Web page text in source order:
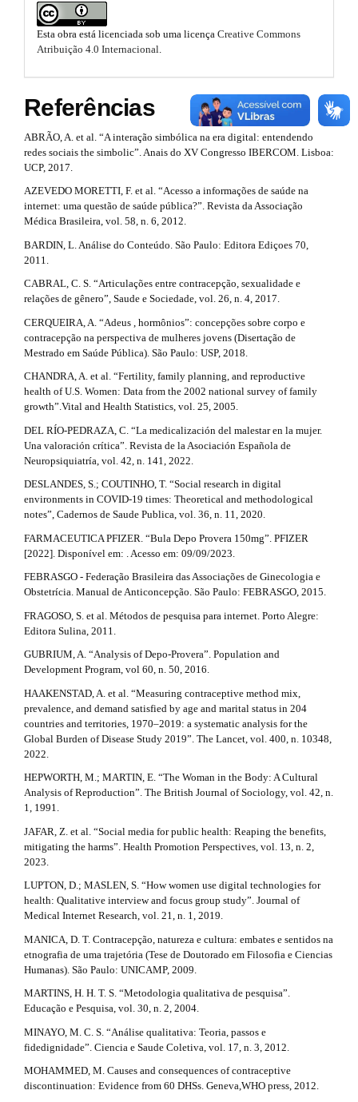
o
s
t
r
p
3
.
a
c
e
s
s
b
e
_
m
n
u
.
s
i
d
b
a
r
#
n
#
#
o
s
t
r
a
p
3
.
a
r
t
i
c
l
e
.
d
e
t
a
i
l
s
#
#
Esta obra está licenciada sob uma licença Creative Commons
Atribuição 4.0 Internacional
Referências
ABRÃO, A. et al. “A interação simbólica na era digital: entendendo
redes sociais the simbolic”. Anais do XV Congresso IBERCOM. Lisboa:
UCP, 2017.
AZEVEDO MORETTI, F. et al. “Acesso a informações de saúde na
internet: uma questão de saúde pública?”. Revista da Associação
Médica Brasileira, vol. 58, n. 6, 2012.
BARDIN, L. Análise do Conteúdo. São Paulo: Editora Ediçoes 70,
2011.
CABRAL, C. S. “Articulações entre contracepção, sexualidade e
relações de gênero”, Saude e Sociedade, vol. 26, n. 4, 2017.
CERQUEIRA, A. “Adeus , hormônios”: concepções sobre corpo e
contracepção na perspectiva de mulheres jovens (Disertação de
Mestrado em Saúde Pública). São Paulo: USP, 2018.
CHANDRA, A. et al. “Fertility, family planning, and reproductive
health of U.S. Women: Data from the 2002 national survey of family
growth”.Vital and Health Statistics, vol. 25, 2005.
DEL RÍO-PEDRAZA, C. “La medicalización del malestar en la mujer.
Una valoración crítica”. Revista de la Asociación Española de
Neuropsiquiatría, vol. 42, n. 141, 2022.
DESLANDES, S.; COUTINHO, T. “Social research in digital
environments in COVID-19 times: Theoretical and methodological
notes”, Cadernos de Saude Publica, vol. 36, n. 11, 2020.
FARMACEUTICA PFIZER. “Bula Depo Provera 150mg”. PFIZER
[2022]. Disponível em: . Acesso em: 09/09/2023.
FEBRASGO - Federação Brasileira das Associações de Ginecologia e
Obstetrícia. Manual de Anticoncepção. São Paulo: FEBRASGO, 2015.
FRAGOSO, S. et al. Métodos de pesquisa para internet. Porto Alegre:
Editora Sulina, 2011.
GUBRIUM, A. “Analysis of Depo-Provera”. Population and
Development Program, vol 60, n. 50, 2016.
HAAKENSTAD, A. et al. “Measuring contraceptive method mix,
prevalence, and demand satisfied by age and marital status in 204
countries and territories, 1970–2019: a systematic analysis for the
Global Burden of Disease Study 2019”. The Lancet, vol. 400, n. 10348,
2022.
HEPWORTH, M.; MARTIN, E. “The Woman in the Body: A Cultural
Analysis of Reproduction”. The British Journal of Sociology, vol. 42, n.
1, 1991.
JAFAR, Z. et al. “Social media for public health: Reaping the benefits,
mitigating the harms”. Health Promotion Perspectives, vol. 13, n. 2,
2023.
LUPTON, D.; MASLEN, S. “How women use digital technologies for
health: Qualitative interview and focus group study”. Journal of
Medical Internet Research, vol. 21, n. 1, 2019.
MANICA, D. T. Contracepção, natureza e cultura: embates e sentidos na
etnografia de uma trajetória (Tese de Doutorado em Filosofia e Ciencias
Humanas). São Paulo: UNICAMP, 2009.
MARTINS, H. H. T. S. “Metodologia qualitativa de pesquisa”.
Educação e Pesquisa, vol. 30, n. 2, 2004.
MINAYO, M. C. S. “Análise qualitativa: Teoria, passos e
fidedignidade”. Ciencia e Saude Coletiva, vol. 17, n. 3, 2012.
MOHAMMED, M. Causes and consequences of contraceptive
discontinuation: Evidence from 60 DHSs. Geneva,WHO press, 2012.